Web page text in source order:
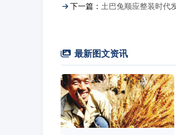
下一篇： 土巴兔顺应整装时代
最新图文资讯